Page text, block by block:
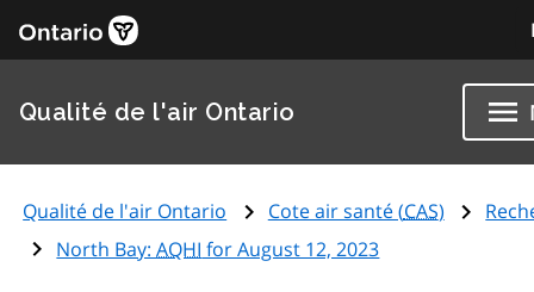
Qualité de l'air Ontario
Qualité de l'air Ontario Cote air santé (CAS)
North Bay:AQHI for August 12, 2023